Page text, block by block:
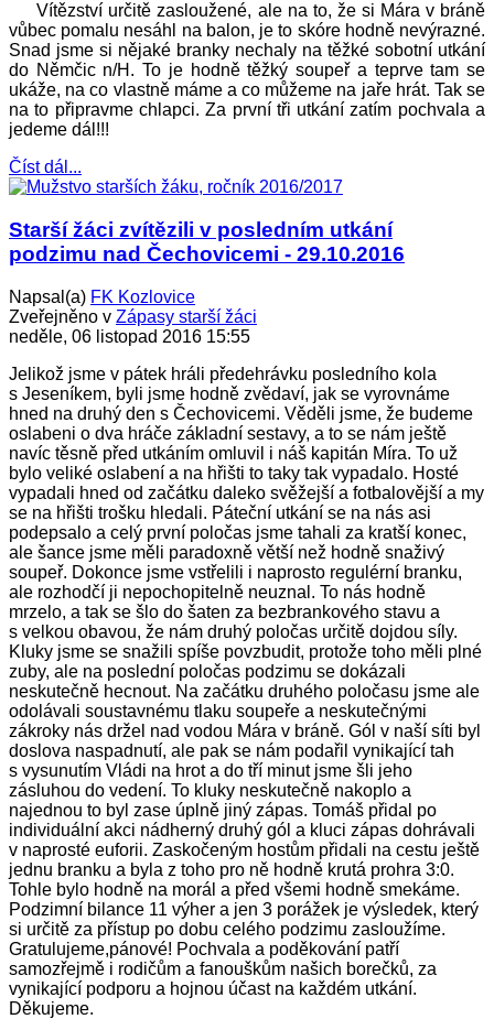
Vítězství určitě zasloužené, ale na to, že si Mára v bráně
vůbec pomalu nesáhl na balon, je to skóre hodně nevýrazné.
Snad jsme si nějaké branky nechaly na těžké sobotní utkání
do Němčic n/H. To je hodně těžký soupeř a teprve tam se
ukáže, na co vlastně máme a co můžeme na jaře hrát. Tak se
na to připravme chlapci. Za první tři utkání zatím pochvala a
jedeme dál!!!
Číst dál...
Starší žáci zvítězili v posledním utkání
podzimu nad Čechovicemi - 29.10.2016
Napsal(a) FK Kozlovice
Zveřejněno v Zápasy starší žáci
neděle, 06 listopad 2016 15:55
Jelikož jsme v pátek hráli předehrávku posledního kola
s Jeseníkem, byli jsme hodně zvědaví, jak se vyrovnáme
hned na druhý den s Čechovicemi. Věděli jsme, že budeme
oslabeni o dva hráče základní sestavy, a to se nám ještě
navíc těsně před utkáním omluvil i náš kapitán Míra. To už
bylo veliké oslabení a na hřišti to taky tak vypadalo. Hosté
vypadali hned od začátku daleko svěžejší a fotbalovější a my
se na hřišti trošku hledali. Páteční utkání se na nás asi
podepsalo a celý první poločas jsme tahali za kratší konec,
ale šance jsme měli paradoxně větší než hodně snaživý
soupeř. Dokonce jsme vstřelili i naprosto regulérní branku,
ale rozhodčí ji nepochopitelně neuznal. To nás hodně
mrzelo, a tak se šlo do šaten za bezbrankového stavu a
s velkou obavou, že nám druhý poločas určitě dojdou síly.
Kluky jsme se snažili spíše povzbudit, protože toho měli plné
zuby, ale na poslední poločas podzimu se dokázali
neskutečně hecnout. Na začátku druhého poločasu jsme ale
odolávali soustavnému tlaku soupeře a neskutečnými
zákroky nás držel nad vodou Mára v bráně. Gól v naší síti byl
doslova naspadnutí, ale pak se nám podařil vynikající tah
s vysunutím Vládi na hrot a do tří minut jsme šli jeho
zásluhou do vedení. To kluky neskutečně nakoplo a
najednou to byl zase úplně jiný zápas. Tomáš přidal po
individuální akci nádherný druhý gól a kluci zápas dohrávali
v naprosté euforii. Zaskočeným hostům přidali na cestu ještě
jednu branku a byla z toho pro ně hodně krutá prohra 3:0.
Tohle bylo hodně na morál a před všemi hodně smekáme.
Podzimní bilance 11 výher a jen 3 porážek je výsledek, který
si určitě za přístup po dobu celého podzimu zasloužíme.
Gratulujeme,pánové! Pochvala a poděkování patří
samozřejmě i rodičům a fanouškům našich borečků, za
vynikající podporu a hojnou účast na každém utkání.
Děkujeme.